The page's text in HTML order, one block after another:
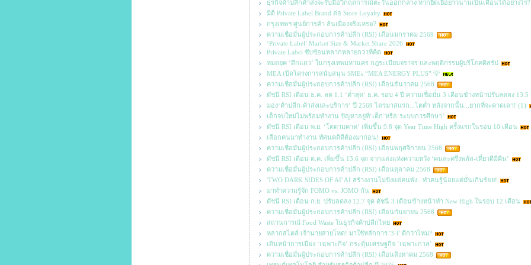
ธุรกิจค้าปลีกค้าส่งจะรับมือวิกฤตการณ์ตะวันออกกลาง หากยืดเยื้อยาวนานเป็นเดือนได้อย่างไร?
มิติ Private Label Brand ต่อ Store Loyalty
กรุงเทพฯ ศูนย์การค้า ล้นเมืองจริงเหรอ?
ความเชื่อมั่นผู้ประกอบการค้าปลีก (RSI) เดือนมกราคม 2569
‘Private Label’ Market Size & Market Share 2026
Private Label ซับซ้อนหลากหลายกว่าที่คิด
หมดยุค ‘ตึกแถว’ ในกรุงเทพมหานคร กฎระเบียบจราจร และพฤติกรรมผู้บริโภคดิสรัป
MEA เปิดโครงการสนับสนุน SMEs “MEA ENERGY PLUS” 💡
ความเชื่อมั่นผู้ประกอบการค้าปลีก (RSI) เดือนธันวาคม 2568
ดัชนี RSI เดือน ธ.ค. ลด 1.1 ‘ต่ำสุด’ ธ.ค. รอบ 4 ปี ความเชื่อมั่น 3 เดือนข้างหน้าปรับลดลง 13.5
มอง‘ค้าปลีก-ค้าส่งและบริการ’ ปี 2569 ไตรมาสแรก...โตต่ำ หลังจากนั้น...ยากที่จะคาดเดา! (1)
เด็กจบใหม่ไม่พร้อมทำงาน ปัญหาอยู่ที่‘เด็ก’หรือ‘ระบบการศึกษา’
ดัชนี RSI เดือน พ.ย. ‘โตตามคาด’ เพิ่มขึ้น 9.8 จุด Year Time High ครั้งแรกในรอบ 10 เดือน
เลือกคนมาทำงาน ทัศนคติดีต้องมาก่อน!
ความเชื่อมั่นผู้ประกอบการค้าปลีก (RSI) เดือนพฤศจิกายน 2568
ดัชนี RSI เดือน ต.ค. เพิ่มขึ้น 13.6 จุด จากแสงแห่งความหวัง ‘คนละครึ่งพลัส-เที่ยวดีมีคืน’
ความเชื่อมั่นผู้ประกอบการค้าปลีก (RSI) เดือนตุลาคม 2568
'TWO DARK SIDES OF AI' AI สร้างงานไม่ปังแต่คนพัง...ทำคนรู้น้อยแต่มั่นเกินร้อย!
มาทำความรู้จัก FOMO vs. JOMO กัน
ดัชนี RSI เดือน ก.ย. ปรับลดลง 12.7 จุด ดัชนี 3 เดือนข้างหน้าทำ New High ในรอบ 12 เดือน
ความเชื่อมั่นผู้ประกอบการค้าปลีก (RSI) เดือนกันยายน 2568
สถานการณ์ Food Waste ในธุรกิจค้าปลีกไทย
หลากสไตล์ เจ้านายสายโหด! มาใช้หลักการ '3-I' ดีกว่าไหม?
เดินหน้าการเมือง ‘เฉพาะกิจ’ กระตุ้นเศรษฐกิจ ‘เฉพาะกาล’
ความเชื่อมั่นผู้ประกอบการค้าปลีก (RSI) เดือนสิงหาคม 2568